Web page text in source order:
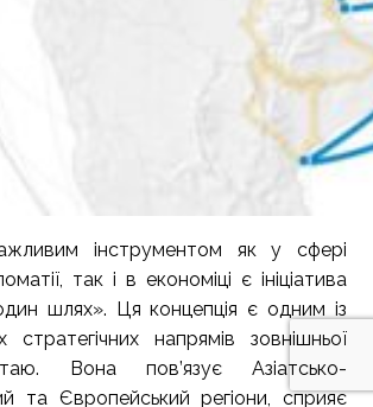
інструментом як у сфері
так і в економіці є ініціатива
шлях». Ця концепція є одним із
стратегічних напрямів зовнішньої
Вона пов’язує Азіатсько-
та Європейський регіони, сприяє